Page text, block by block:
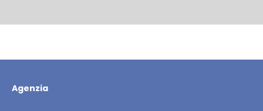
Agenzia